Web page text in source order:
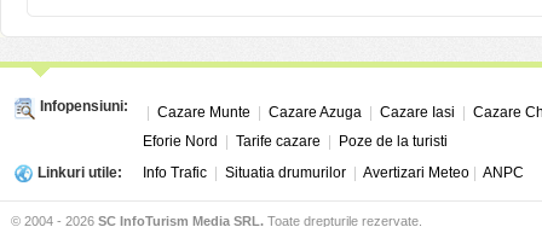
Infopensiuni: Cazare Munte Cazare Azuga Cazare Iasi
Cazare
Eforie Nord
Tarife cazare
Poze de la turisti
Linkuri utile:
Info Trafic Situatia drumurilor Avertizari Meteo ANPC
© 2004 - 2026 SC InfoTurism Media SRL. Toate drepturile rezervate.